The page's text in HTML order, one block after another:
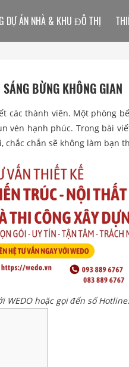
BỪNG KHÔNG GIAN
các thành viên. Một phòng
hạnh phúc. Trong bài
chắn sẽ không làm bạn
hoặc gọi đến số
DỰ ÁN NHÀ & KHU ĐÔ THỊ